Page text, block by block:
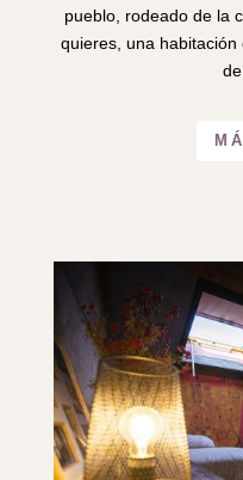
pueblo, rodeado de la
quieres, una